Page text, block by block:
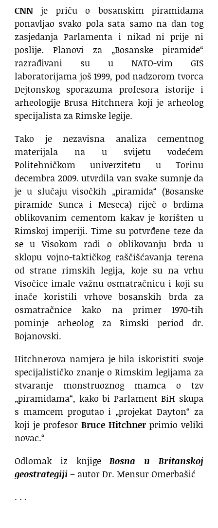
CNN je priču o bosanskim piramidama
ponavljao svako pola sata samo na dan tog
zasjedanja Parlamenta i nikad ni prije ni
poslije. Planovi za „Bosanske piramide“
razrađivani su u NATO-vim GIS
laboratorijama još 1999, pod nadzorom tvorca
Dejtonskog sporazuma profesora istorije i
arheologije Brusa Hitchnera koji je arheolog
specijalista za Rimske legije.
Tako je nezavisna analiza cementnog
materijala na u svijetu vodećem
Politehničkom univerzitetu u Torinu
decembra 2009. utvrdila van svake sumnje da
je u slučaju visočkih „piramida“ (Bosanske
piramide Sunca i Meseca) riječ o brdima
oblikovanim cementom kakav je korišten u
Rimskoj imperiji. Time su potvrđene teze da
se u Visokom radi o oblikovanju brda u
sklopu vojno-taktičkog raščišćavanja terena
od strane rimskih legija, koje su na vrhu
Visočice imale važnu osmatračnicu i koji su
inače koristili vrhove bosanskih brda za
osmatračnice kako na primer 1970-tih
pominje arheolog za Rimski period dr.
Bojanovski.
Hitchnerova namjera je bila iskoristiti svoje
specijalističko znanje o Rimskim legijama za
stvaranje monstruoznog mamca o tzv
„piramidama“, kako bi Parlament BiH skupa
s mamcem progutao i „projekat Dayton“ za
koji je profesor Bruce Hitchner primio veliki
novac.“
Odlomak iz knjigeBosna u Britanskoj
geostrategiji– autor Dr. Mensur Omerbašić
. . .